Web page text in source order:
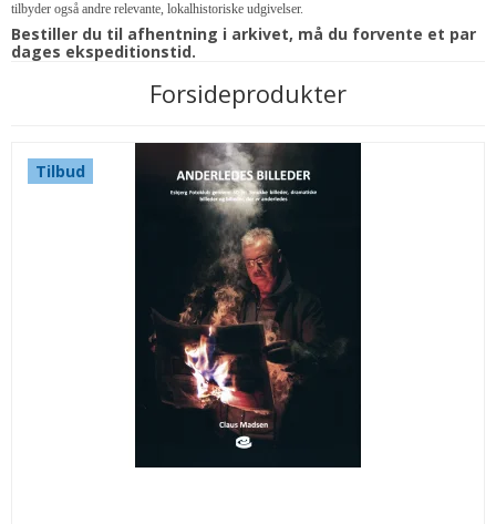
tilbyder også andre relevante, lokalhistoriske udgivelser.
Bestiller du til afhentning i arkivet, må du forvente et par
dages ekspeditionstid.
Forsideprodukter
Tilbud